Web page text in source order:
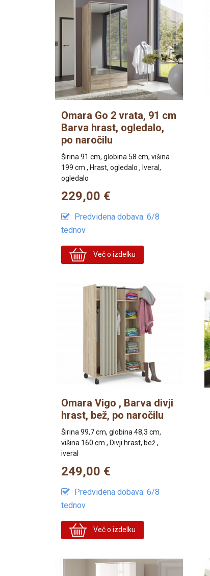
Omara Go 2 vrata, 91 cm
Barva hrast, ogledalo,
po naročilu
Širina 91 cm, globina 58 cm, višina
199 cm , Hrast, ogledalo , Iveral,
ogledalo
229,00 €
Predvidena dobava: 6/8
tednov
Več o izdelku
Omara Vigo , Barva divji
hrast, bež, po naročilu
Širina 99,7 cm, globina 48,3 cm,
višina 160 cm , Divji hrast, bež ,
iveral
249,00 €
Predvidena dobava: 6/8
tednov
Več o izdelku